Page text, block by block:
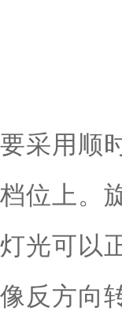
采用顺
位上。
光可以
反方向